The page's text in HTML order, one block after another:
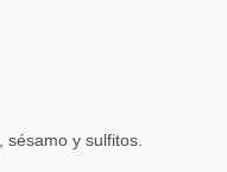
y sulfitos.